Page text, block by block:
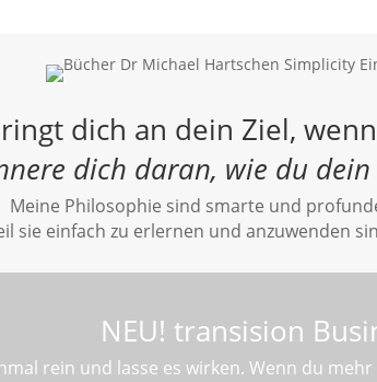
dich an dein Ziel,
dich daran, wie du
Meine Philosophie sind smarte und
sie einfach zu erlernen und anzuwenden
NEU! transision
rein und lasse es wirken. Wenn du